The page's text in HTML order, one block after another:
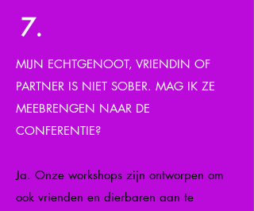
7.
MIJN ECHTGENOOT, VRIENDIN OF
PARTNER IS NIET SOBER. MAG IK ZE
MEEBRENGEN NAAR DE
CONFERENTIE?
Ja. Onze workshops zijn ontworpen om
ook vrienden en dierbaren aan te